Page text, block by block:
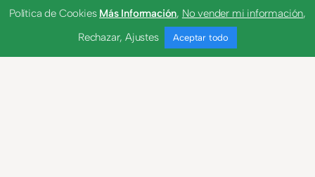
Política de Cookies Más Información, No vender mi información,
Rechazar, Ajustes Aceptar todo